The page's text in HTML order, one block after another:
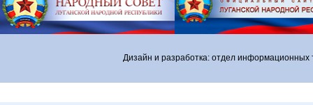
Дизайн и разработка: отдел информационных